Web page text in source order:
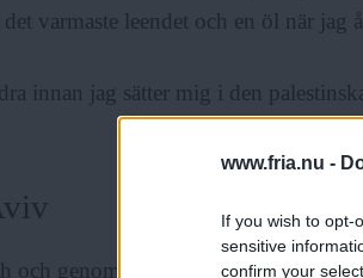
www.fria.nu -
If you wish to opt-
sensitive
confirm your
varmaste leendet och en öl när jag
innan jag sätter mig i den
och genom gränskontrollen